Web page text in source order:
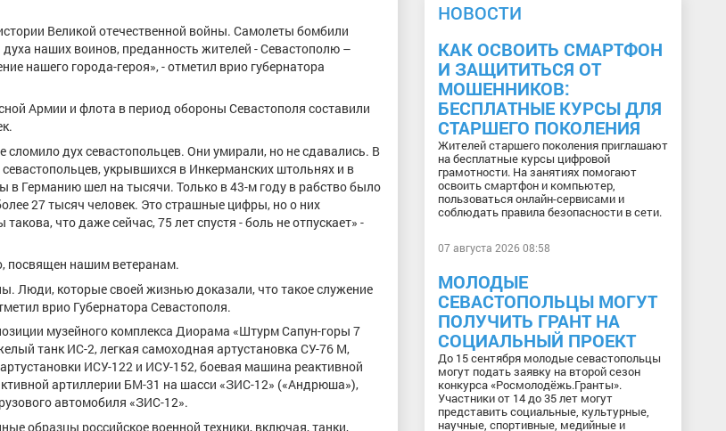
Великой отечественной войны. Самолеты бомбили
наших воинов, преданность жителей - Севастополю –
нашего города-героя», - отметил врио губернатора
Армии и флота в период обороны Севастополя составили
дух севастопольцев. Они умирали, но не сдавались. В
укрывшихся в Инкерманских штольнях и в
в Германию шел на тысячи. Только в 43-м году в рабство было
27 тысяч человек. Это страшные цифры, но о них
что даже сейчас, 75 лет спустя - боль не отпускает» -
посвящен нашим ветеранам.
Люди, которые своей жизнью доказали, что такое служение
врио Губернатора Севастополя.
музейного комплекса Диорама «Штурм Сапун-горы 7
танк ИС-2, легкая самоходная артустановка СУ-76 М,
ИСУ-122 и ИСУ-152, боевая машина реактивной
артиллерии БМ-31 на шасси «ЗИС-12» («Андрюша»),
автомобиля «ЗИС-12».
образцы российское военной техники, включая, танки,
НОВОСТИ
КАК ОСВОИТЬ СМАРТФОН
И ЗАЩИТИТЬСЯ ОТ
МОШЕННИКОВ:
БЕСПЛАТНЫЕ КУРСЫ ДЛЯ
СТАРШЕГО ПОКОЛЕНИЯ
Жителей старшего поколения приглашают
на бесплатные курсы цифровой
грамотности. На занятиях помогают
освоить смартфон и компьютер,
пользоваться онлайн-сервисами и
соблюдать правила безопасности в сети.
07 августа 2026 08:58
МОЛОДЫЕ
СЕВАСТОПОЛЬЦЫ МОГУТ
ПОЛУЧИТЬ ГРАНТ НА
СОЦИАЛЬНЫЙ ПРОЕКТ
До 15 сентября молодые севастопольцы
могут подать заявку на второй сезон
конкурса «Росмолодёжь.Гранты».
Участники от 14 до 35 лет могут
представить социальные, культурные,
научные, спортивные, медийные и